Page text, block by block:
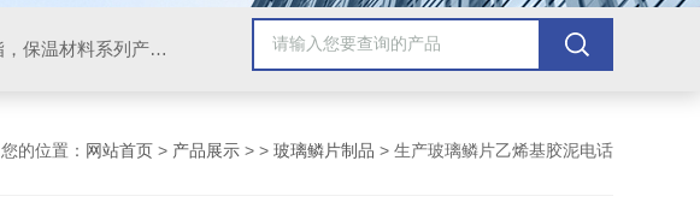
防腐材料，玻璃鳞片胶泥，玻璃鳞片涂料，环氧树脂，沥青漆，乙烯基树脂，保温材料系列产品。
您的位置： 网站首页 > 产品展示 > > 玻璃鳞片制品 > 生产玻璃鳞片乙烯基胶泥电话